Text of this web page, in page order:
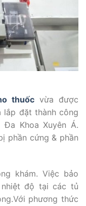
thuốc vừa được
lắp đặt thành công
Khoa Xuyên Á.
phần cứng & phần
khám. Việc bảo
độ tại các tủ
phương thức